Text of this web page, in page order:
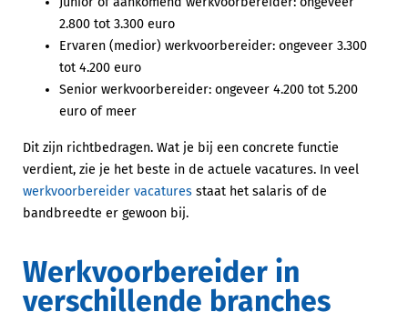
2.800 tot 3.300 euro
Ervaren (medior) werkvoorbereider: ongeveer 3.300
tot 4.200 euro
Senior werkvoorbereider: ongeveer 4.200 tot 5.200
euro of meer
Dit zijn richtbedragen. Wat je bij een concrete functie
verdient, zie je het beste in de actuele vacatures. In veel
werkvoorbereider vacatures staat het salaris of de
bandbreedte er gewoon bij.
Werkvoorbereider in
verschillende branches